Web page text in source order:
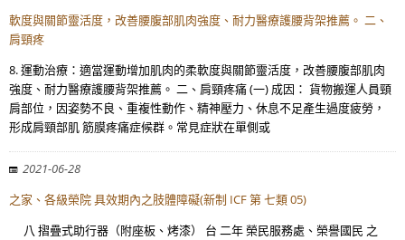
軟度與關節靈活度，改善腰腹部肌肉強度、耐力醫療護腰背架推薦。 二、
肩頸疼
8. 運動治療：適當運動增加肌肉的柔軟度與關節靈活度，改善腰腹部肌肉
強度、耐力醫療護腰背架推薦。 二、肩頸疼痛 (一) 成因： 貨物搬運人員頸
肩部位，因姿勢不良、重複性動作、精神壓力、休息不足產生過度疲勞，
形成肩頸部肌 筋膜疼痛症候群。常見症狀在單側或
2021-06-28
之家、各級榮院 具效期內之肢體障礙(新制 ICF 第 七類 05)
八 摺疊式助行器（附座板、烤漆） 台 二年 榮民服務處、榮譽國民 之